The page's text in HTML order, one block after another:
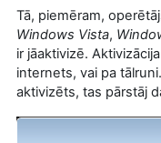
Tā, piemēram,
Windows Vista,
ir jāaktivizē.
internets, vai pa
aktivizēts, tas pārstāj